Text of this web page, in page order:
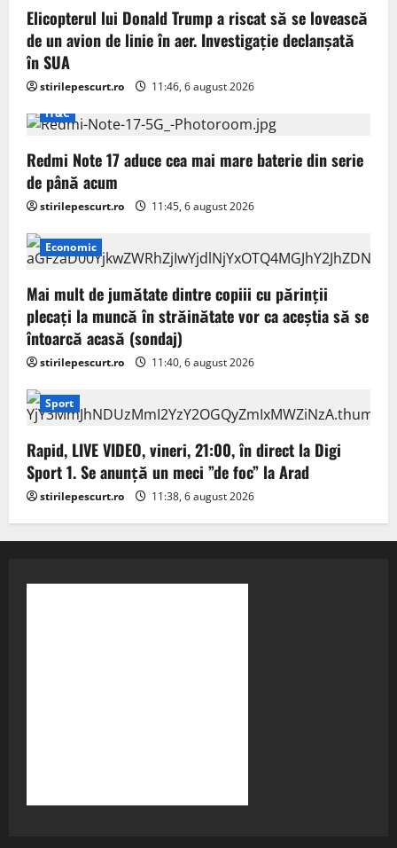
Elicopterul lui Donald Trump a riscat să se lovească
de un avion de linie în aer. Investigație declanșată
în SUA
stirilepescurt.ro
11:46, 6 august 2026
IT&C
Redmi Note 17 aduce cea mai mare baterie din serie
de până acum
stirilepescurt.ro 11:45, 6 august 2026
Economic
Mai mult de jumătate dintre copiii cu părinții
plecați la muncă în străinătate vor ca aceștia să se
întoarcă acasă (sondaj)
stirilepescurt.ro 11:40, 6 august 2026
Sport
Rapid, LIVE VIDEO, vineri, 21:00, în direct la Digi
Sport 1. Se anunță un meci ”de foc” la Arad
stirilepescurt.ro 11:38, 6 august 2026